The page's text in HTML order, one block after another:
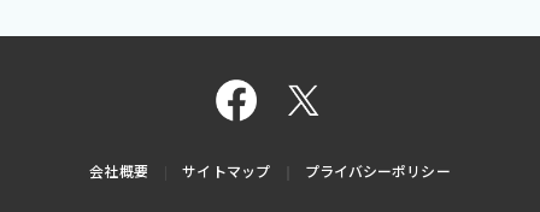
会社概要 サイトマップ プライバシーポリシー